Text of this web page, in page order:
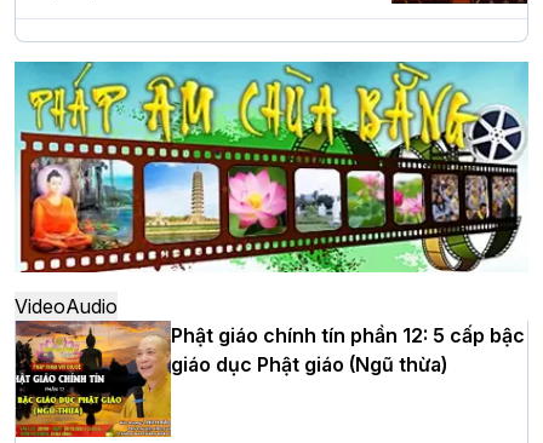
Hà Nội: Long trọng lễ khởi công xây
dựng Trung tâm văn hóa Phật giáo Thủ
đô
Hà Nội: Ngày tu học cuối cùng khép lại
khóa sinh hoạt Phật pháp mùa hè lần
thứ XIV tại chùa Bằng
Học yêu thương trong ngày tu tập thứ
tư của Khóa sinh hoạt Phật pháp mùa
VideoAudio
Phật giáo chính tín phần 12: 5 cấp bậc
giáo dục Phật giáo (Ngũ thừa)